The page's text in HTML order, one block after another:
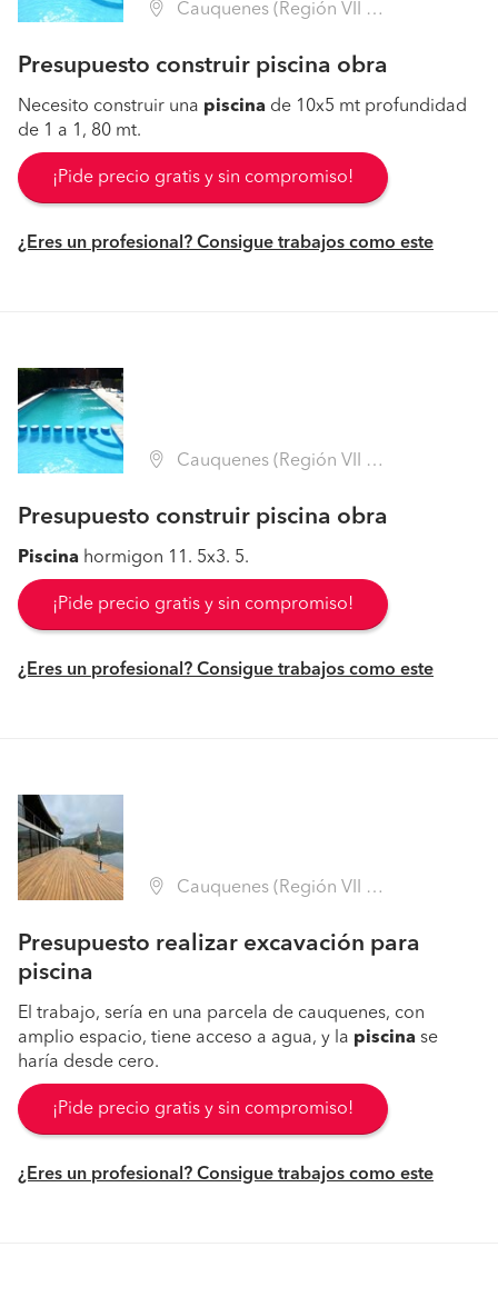
Cauquenes (Región VII Maule - Cauquenes)
Presupuesto construir piscina obra
Necesito construir una piscina de 10x5 mt profundidad
de 1 a 1, 80 mt.
¡Pide precio gratis y sin compromiso!
¿Eres un profesional? Consigue trabajos como este
Cauquenes (Región VII Maule - Cauquenes)
Presupuesto construir piscina obra
Piscina hormigon 11. 5x3. 5.
¡Pide precio gratis y sin compromiso!
¿Eres un profesional? Consigue trabajos como este
Cauquenes (Región VII Maule - Cauquenes)
Presupuesto realizar excavación para
piscina
El trabajo, sería en una parcela de cauquenes, con
amplio espacio, tiene acceso a agua, y la piscina se
haría desde cero.
¡Pide precio gratis y sin compromiso!
¿Eres un profesional? Consigue trabajos como este